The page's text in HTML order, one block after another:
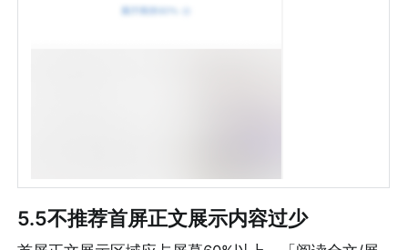
5.5不推荐首屏正文展示内容过少